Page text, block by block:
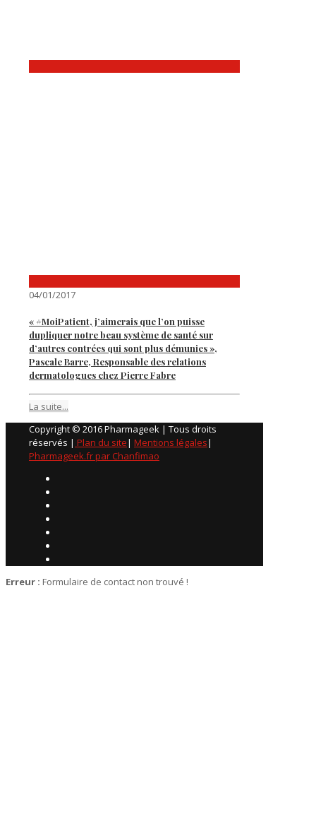
04/01/2017
« #MoiPatient, j’aimerais que l’on puisse
dupliquer notre beau système de santé sur
d’autres contrées qui sont plus démunies »,
Pascale Barre, Responsable des relations
dermatologues chez Pierre Fabre
La suite...
Copyright © 2016 Pharmageek | Tous droits
réservés | Plan du site| Mentions légales|
Pharmageek.fr par Chanfimao
Erreur : Formulaire de contact non trouvé !